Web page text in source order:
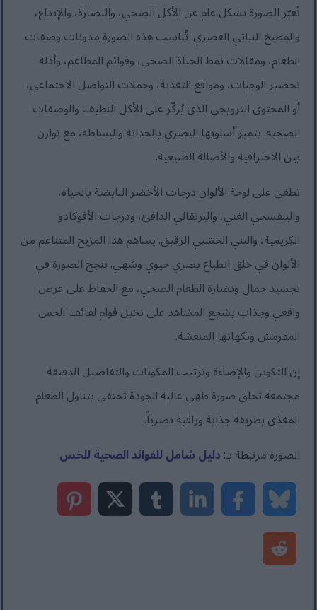
تُعبّر الصورة بشكل عام عن الأكل الصحي، والنضارة، والإبداع،
والمطبخ النباتي العصري. تُناسب هذه الصورة مدونات وصفات
الطعام، ومقالات نمط الحياة الصحي، وقوائم المطاعم، وأدلة
تحضير الوجبات، ومواقع التغذية، وحملات التواصل الاجتماعي،
أو المحتوى الترويجي الذي يُركّز على الأكل النظيف والوصفات
الصحية. يتميز أسلوبها البصري بالحداثة والبساطة، مع توازن
بين الاحترافية والأصالة الطبيعية.
تطغى على لوحة الألوان درجات الأخضر النابضة بالحياة،
والبنفسجي الغني، والبرتقالي الدافئ، ودرجات الأفوكادو
الكريمية، والبني الخشبي الرقيق. يساهم هذا المزيج المتناغم من
الألوان في خلق انطباع بصري حيوي وشهي. تنجح الصورة في
تجسيد جمال ونضارة الطعام الصحي، مع الحفاظ على عرض
واقعي وجذاب يشجع المشاهد على تخيل قوام لفائف الخس
المقرمش ونكهاتها المنعشة.
إن التكوين والإضاءة وترتيب المكونات والتفاصيل الدقيقة
مجتمعة تخلق صورة طهي عالية الجودة تحتفي بتناول الطعام
المغذي بطريقة جذابة وراقية بصرياً.
الصورة مرتبطة بـ:دليل شامل للفوائد الصحية للخس